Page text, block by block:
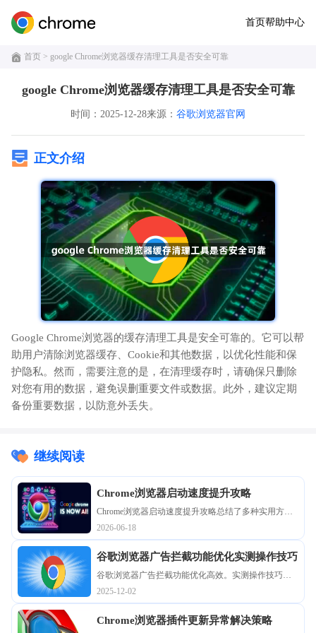
首页帮助中心
首页 > google Chrome浏览器缓存清理工具是否安全可靠
google Chrome浏览器缓存清理工具是否安全可靠
时间：2025-12-28来源： 谷歌浏览器官网
正文介绍
Google Chrome浏览器的缓存清理工具是安全可靠的。它可以帮
助用户清除浏览器缓存、Cookie和其他数据，以优化性能和保
护隐私。然而，需要注意的是，在清理缓存时，请确保只删除
对您有用的数据，避免误删重要文件或数据。此外，建议定期
备份重要数据，以防意外丢失。
继续阅读
Chrome浏览器启动速度提升攻略
Chrome浏览器启动速度提升攻略总结了多种实用方
法。通过关闭无用插件、优化缓存等操作，浏览器启
动时间大幅缩短，整体性能更流畅，用户体验得到改
善。
2026-06-18
谷歌浏览器广告拦截功能优化实测操作技巧
谷歌浏览器广告拦截功能优化高效。实测操作技巧帮
助用户屏蔽干扰广告，提升浏览安全性和效率，实现
更流畅的网页浏览体验。
2025-12-02
Chrome浏览器插件更新异常解决策略